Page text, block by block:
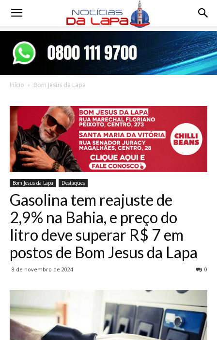
Notícias
Início Bom Jesus da Lapa
Bom Jesus da Lapa Destaques
Gasolina tem reajuste de
2,9% na Bahia, e preço do
litro deve superar R$ 7 em
postos de Bom Jesus da Lapa
8 de novembro de 2024 0